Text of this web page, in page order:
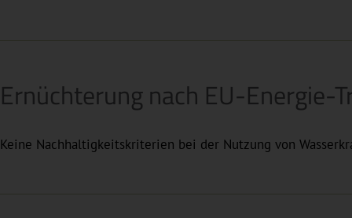
Ernüchterung nach EU-Energie-
Keine Nachhaltigkeitskriterien bei der Nutzung von